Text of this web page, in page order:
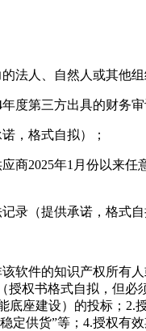
法人、自然人或其他组
度第三方出具的财务
，格式自拟）；
商2025年1月份以来
录（提供承诺，格式自
软件的知识产权所
权书格式自拟，但
座建设）的投标；
定供货”等；4.授权有